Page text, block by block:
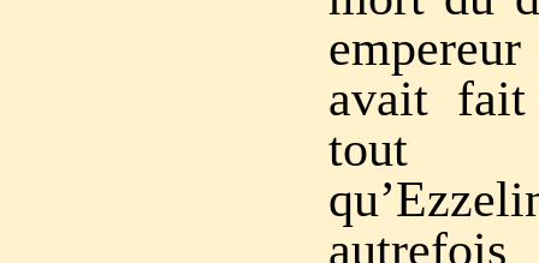
avait fait
tout